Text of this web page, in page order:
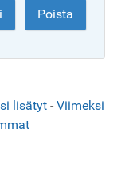
lisätyt- Viimeksi